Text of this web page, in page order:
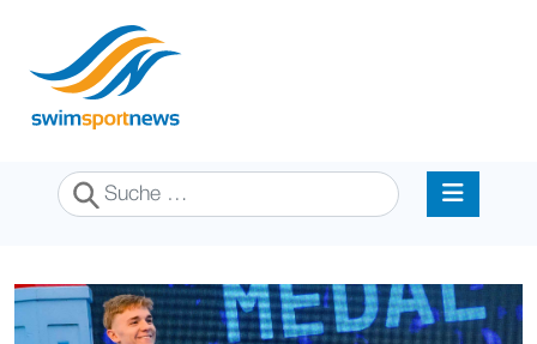
Suchen